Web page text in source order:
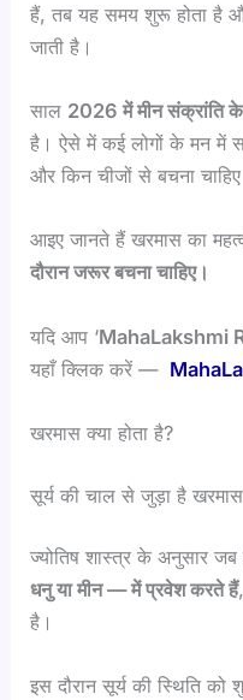
हैं, तब यह समय शुरू होता है
जाती है।
साल 2026 में मीन संक्रांति
है। ऐसे में कई लोगों के मन में
और किन चीजों से बचना
आइए जानते हैं खरमास का
दौरान जरूर बचना चाहिए।
यदि आप ‘MahaLakshmi
यहाँ क्लिक करें —
खरमास क्या होता है?
सूर्य की चाल से जुड़ा है खरमास
ज्योतिष शास्त्र के अनुसार जब
धनु या मीन — में प्रवेश करते हैं
है।
इस दौरान सूर्य की स्थिति को